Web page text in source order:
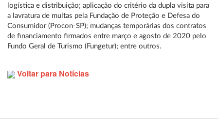
logística e distribuição; aplicação do critério da dupla visita para
a lavratura de multas pela Fundação de Proteção e Defesa do
Consumidor (Procon-SP); mudanças temporárias dos contratos
de financiamento firmados entre março e agosto de 2020 pelo
Fundo Geral de Turismo (Fungetur); entre outros.
Voltar para Notícias